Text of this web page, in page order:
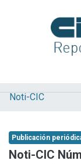
Explorar
Aportar material
Noti-CIC
Publicación
Noti-CIC